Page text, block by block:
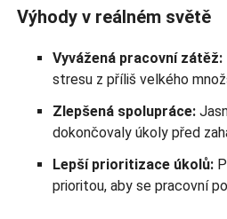
Výhody v reálném světě
Vyvážená pracovní zátěž:
stresu z příliš velkého
Zlepšená spolupráce:
dokončovaly úkoly před
Lepší prioritizace úkolů:
prioritou, aby se pracovní